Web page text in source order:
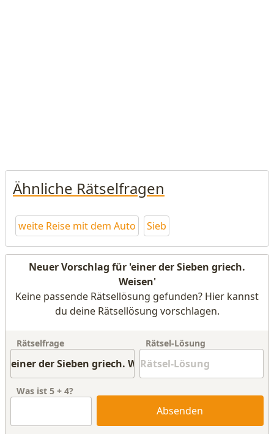
Ähnliche Rätselfragen
weite Reise mit dem Auto Sieb
Neuer Vorschlag für 'einer der Sieben griech.
Weisen'
Keine passende Rätsellösung gefunden? Hier kannst
du deine Rätsellösung vorschlagen.
Rätselfrage Rätsel-Lösung
Was ist 5 + 4?
Absenden